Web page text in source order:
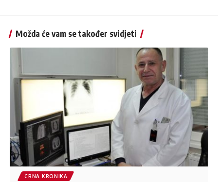
Možda će vam se također svidjeti
CRNA KRONIKA